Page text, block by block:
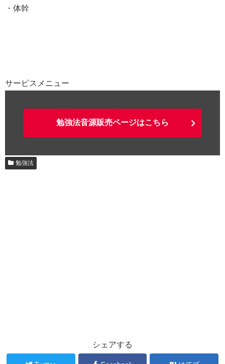
・体幹
サービスメニュー
勉強法音源販売ページはこちら
勉強法
シェアする